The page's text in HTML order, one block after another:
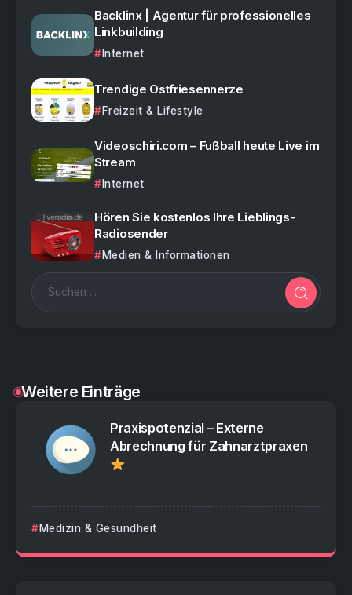
Backlinx | Agentur für professionelles
Linkbuilding
Internet
Trendige Ostfriesennerze
Freizeit & Lifestyle
Videoschiri.com – Fußball heute Live im
Stream
Internet
Hören Sie kostenlos Ihre Lieblings-
Radiosender
Medien & Informationen
Weitere Einträge
Praxispotenzial – Externe
Abrechnung für Zahnarztpraxen
Medizin & Gesundheit